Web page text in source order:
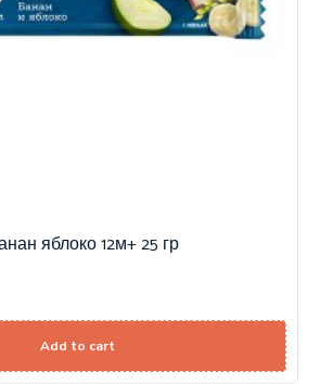
яблоко 12м+ 25 гр
Add to cart